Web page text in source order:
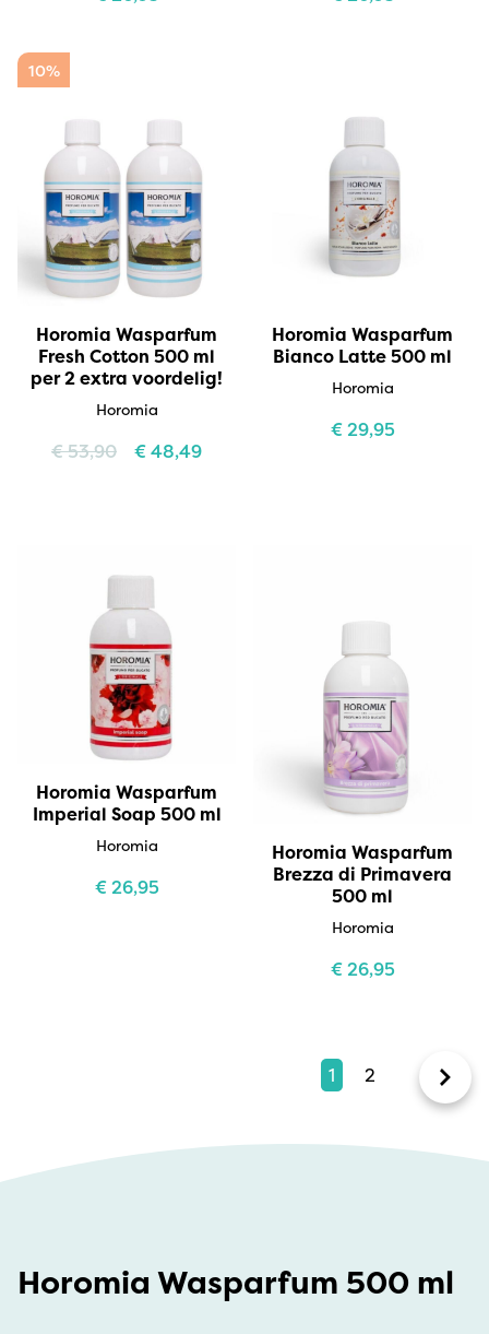
Horomia Wasparfum
Fresh Cotton 500 ml
per 2 extra voordelig!
Horomia
€53,90 €48,49
10%
Horomia Wasparfum
Bianco Latte 500 ml
Horomia
€29,95
Horomia Wasparfum
Imperial Soap 500 ml
Horomia
€26,95
Horomia Wasparfum
Brezza di Primavera
500 ml
Horomia
€26,95
1 2
Horomia Wasparfum 500 ml